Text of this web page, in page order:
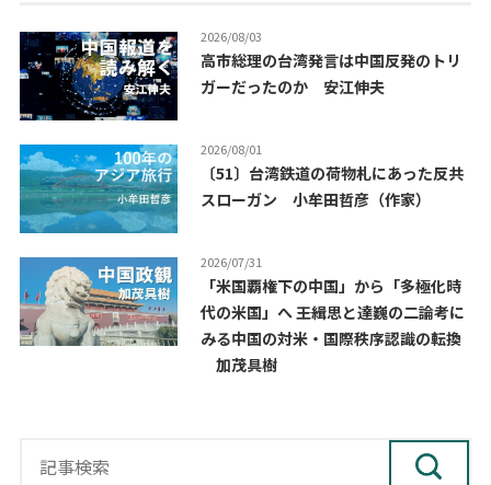
2026/08/03
高市総理の台湾発言は中国反発のトリ
ガーだったのか 安江伸夫
2026/08/01
〔51〕台湾鉄道の荷物札にあった反共
スローガン 小牟田哲彦（作家）
2026/07/31
「米国覇権下の中国」から「多極化時
代の米国」へ ――王緝思と達巍の二論考に
みる中国の対米・国際秩序認識の転換
加茂具樹